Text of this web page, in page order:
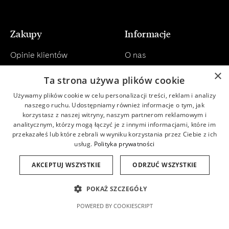
Zakupy
Opinie klientów
Konsultacja
Dostawa
Płatności
Zwroty
Program lojalnościowy
Informacje
O nas
Regulamin
Polityka prywatności
Newsletter
Baza wiedzy
Baza składników INCI
×
Ta strona używa plików cookie
Używamy plików cookie w celu personalizacji treści, reklam i analizy
naszego ruchu. Udostępniamy również informacje o tym, jak
korzystasz z naszej witryny, naszym partnerom reklamowym i
analitycznym, którzy mogą łączyć je z innymi informacjami, które im
przekazałeś lub które zebrali w wyniku korzystania przez Ciebie z ich
usług. Polityka prywatności
AKCEPTUJ WSZYSTKIE ODRZUĆ WSZYSTKIE
POKAŻ SZCZEGÓŁY
POWERED BY COOKIESCRIPT